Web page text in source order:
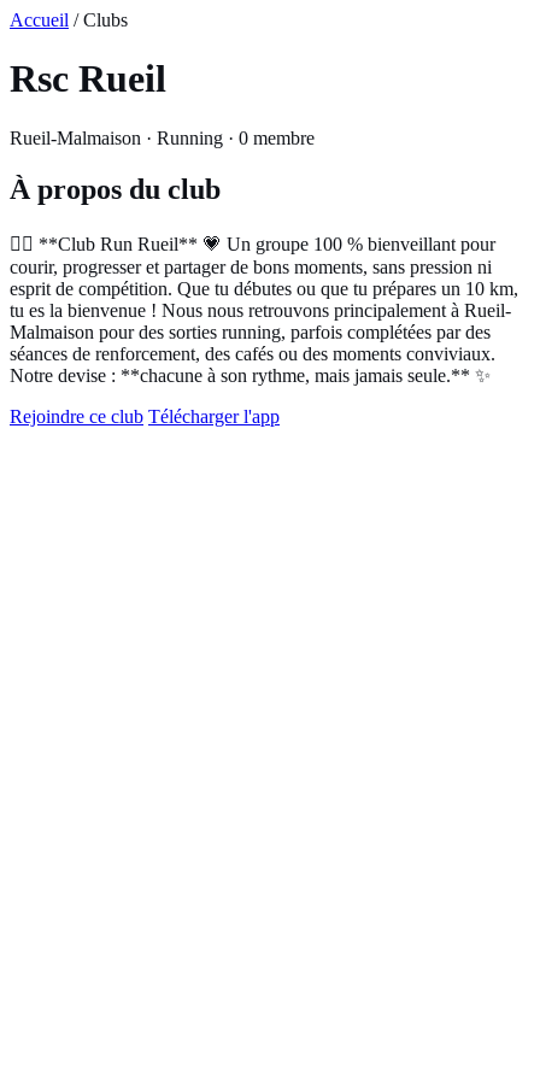
Accueil / Clubs
Rsc Rueil
Rueil-Malmaison · Running · 0 membre
À propos du club
🏃‍♀️ **Club Run Rueil** 💗 Un groupe 100 % bienveillant pour
courir, progresser et partager de bons moments, sans pression ni
esprit de compétition. Que tu débutes ou que tu prépares un 10 km,
tu es la bienvenue ! Nous nous retrouvons principalement à Rueil-
Malmaison pour des sorties running, parfois complétées par des
séances de renforcement, des cafés ou des moments conviviaux.
Notre devise : **chacune à son rythme, mais jamais seule.** ✨
Rejoindre ce club Télécharger l'app